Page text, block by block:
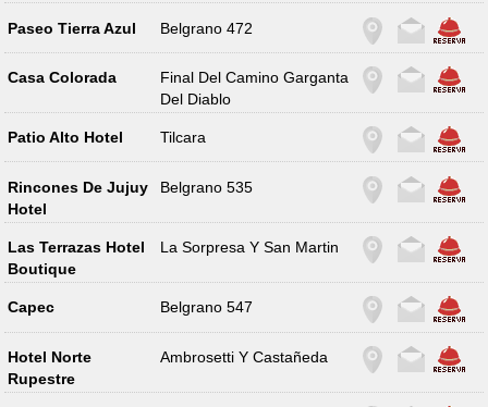
Paseo Tierra Azul Belgrano 472
Casa Colorada
Final Del Camino Garganta
Del Diablo
Patio Alto Hotel Tilcara
Rincones De Jujuy
Hotel
Belgrano 535
Las Terrazas Hotel
Boutique
La Sorpresa Y San Martin
Capec Belgrano 547
Hotel Norte
Rupestre
Ambrosetti Y Castañeda